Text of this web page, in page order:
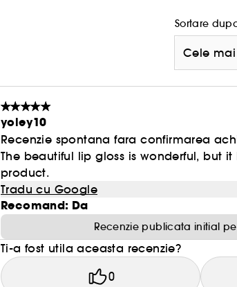
Sortare
Cele
yoley10
Recenzie spontana fara confirmarea
The beautiful lip gloss is wonderful, but
product.
Tradu cu Google
Recomand: Da
Recenzie publicata initial
Ti-a fost utila aceasta recenzie?
0